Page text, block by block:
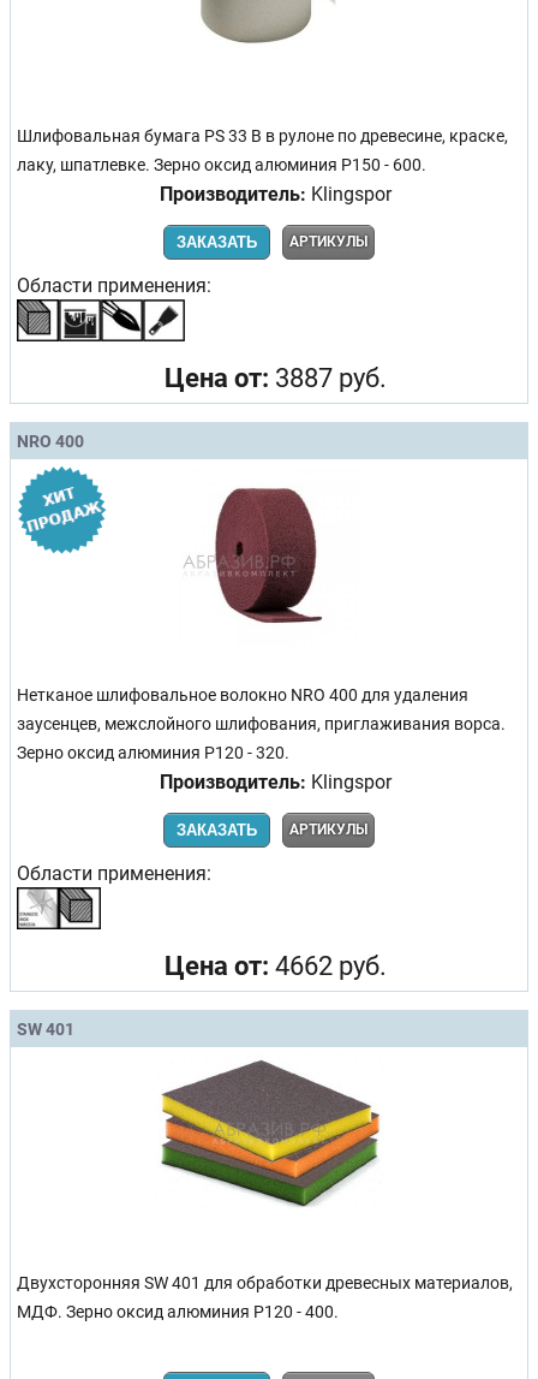
Шлифовальная бумага PS 33 B в рулоне по древесине, краске,
лаку, шпатлевке. Зерно оксид алюминия Р150 - 600.
Производитель: Klingspor
ЗАКАЗАТЬ АРТИКУЛЫ
Области применения:
Цена от: 3887 руб.
NRO 400
Нетканое шлифовальное волокно NRO 400 для удаления
заусенцев, межслойного шлифования, приглаживания ворса.
Зерно оксид алюминия P120 - 320.
Производитель: Klingspor
ЗАКАЗАТЬ АРТИКУЛЫ
Области применения:
Цена от: 4662 руб.
SW 401
Двухсторонняя SW 401 для обработки древесных материалов,
МДФ. Зерно оксид алюминия Р120 - 400.